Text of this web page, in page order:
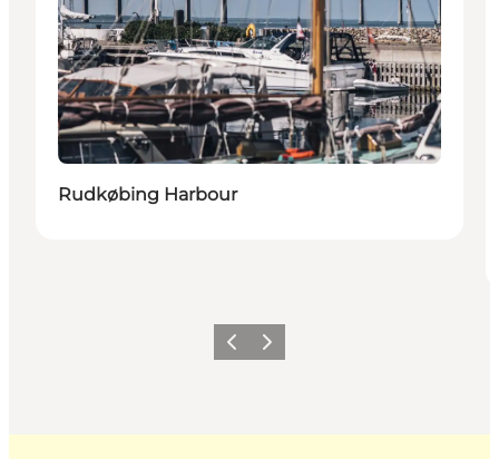
Rudkøbing Harbour
Previous
Next